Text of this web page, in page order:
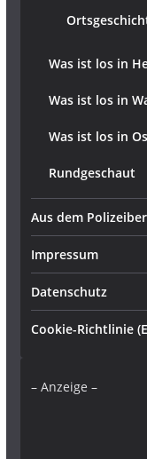
Was ist los in
Was ist los in
Was ist los in
Rundgeschaut
Aus dem
Impressum
Datenschutz
Cookie-Richtlinie
– Anzeige –